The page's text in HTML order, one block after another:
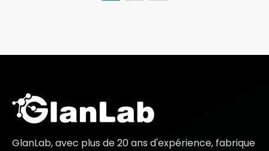
GlanLab, avec plus de 20 ans d'expérience, fabrique